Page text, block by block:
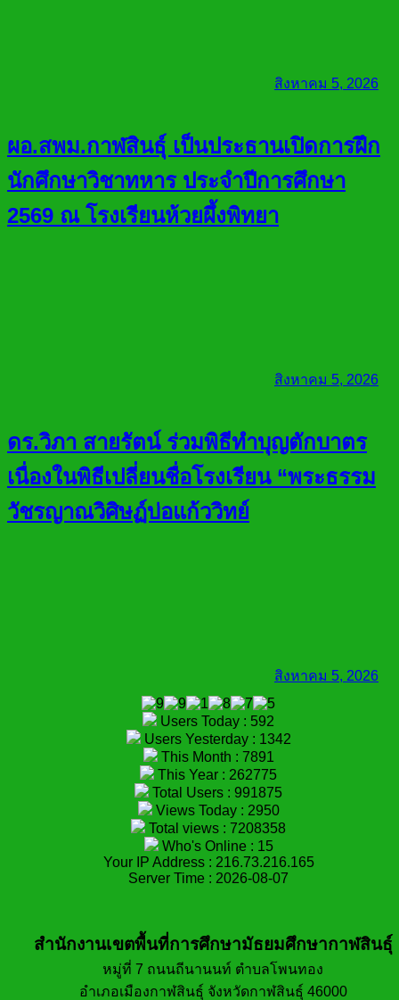
สิงหาคม 5, 2026
ผอ.สพม.กาฬสินธุ์ เป็นประธานเปิดการฝึก
นักศึกษาวิชาทหาร ประจำปีการศึกษา
2569 ณ โรงเรียนห้วยผึ้งพิทยา
สิงหาคม 5, 2026
ดร.วิภา สายรัตน์ ร่วมพิธีทำบุญตักบาตร
เนื่องในพิธีเปลี่ยนชื่อโรงเรียน “พระธรรม
วัชรญาณวิศิษฏ์บ่อแก้ววิทย์
สิงหาคม 5, 2026
Users Today : 592
Users Yesterday : 1342
This Month : 7891
This Year : 262775
Total Users : 991875
Views Today : 2950
Total views : 7208358
Who's Online : 15
Your IP Address : 216.73.216.165
Server Time : 2026-08-07
สำนักงานเขตพื้นที่การศึกษามัธยมศึกษากาฬสินธุ์
หมู่ที่ 7 ถนนถีนานนท์ ตำบลโพนทอง
อำเภอเมืองกาฬสินธุ์ จังหวัดกาฬสินธุ์ 46000